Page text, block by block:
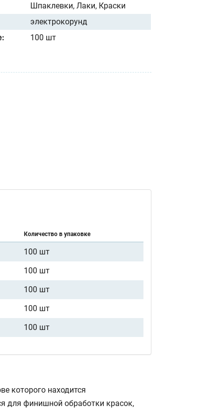
Шпаклевки, Лаки, Краски
электрокорунд
100 шт
Количество в упаковке
100 шт
100 шт
100 шт
100 шт
100 шт
которого находится
для финишной обработки красок,